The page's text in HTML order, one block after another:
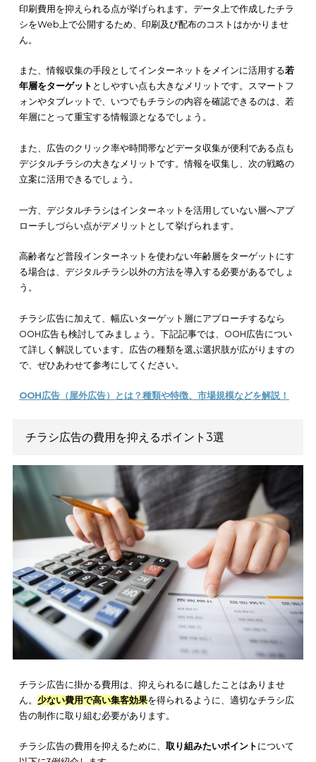
また、定期的に情報を発信できる点も大きなメリットとして挙
れるでしょう。フリーペーパーは、月刊など定期的に発刊され
そのような場合は、発刊のタイミングに合わせて新しいチラシ
成して折り込むと効率が良いです。
ます。毎月一回など、定期的に発行されるのはフリーペーパー
リットですが、ターゲット層が見るタイミングによっては配布
そのため、最新の情報を求める消費者には、効果的な広告内容
同封同梱チラシ
効率が良い点が挙げられます。購入された商品と関連するチラ
同梱できるため、自社商品に興味のあるユーザーに対して無料で
DMを送付するのと同じ意義を得られます。
また、チラシだけでなくサンプル品なども同梱してターゲット
すでに商品を購入してくれている消費者が相手ですので、関連
商品やサービスに対して高い興味を持ってくれる可能性は非常
いと考えられます。定期的に商品を購入してくれるお得意先に
てくれる場合もあり得るでしょう。
一方、同封同梱チラシは、新聞折込やフリーペーパー折込など
方法に比べコストが高くなってしまうデメリットがあります。1
つの販売商品に、関連する商品を選択して同梱する作業が伴うた
め、手間とコストはどうしてもかかってしまいます。
同封同梱チラシは、効率よくターゲット層の興味を高めるメリ
がありますが、同時に手間とコストがかかってしまうデメリッ
ある点を理解しましょう。
デジタルチラシ
デジタルチラシのメリットとしては、紙面にする必要がないた
シをWeb上で公開するため、印刷及び配布のコストはかかりま